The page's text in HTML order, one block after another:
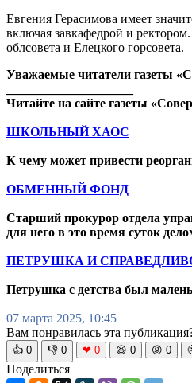
Евгения Герасимова имеет
включая завкафедрой и
облсовета и Елецкого горсовета.
Уважаемые читатели газеты
Читайте на сайте газеты
ШКОЛЬНЫЙ ХАОС
К чему может привести
ОБМЕННЫЙ ФОНД
Старший прокурор отдела
для него в это время суток
ПЕТРУШКА И
Петрушка с детства был
07 марта 2025, 10:45
Вам понравилась эта
👍 0 👎 0 ❤ 0 😆 0 😡 0
Поделиться